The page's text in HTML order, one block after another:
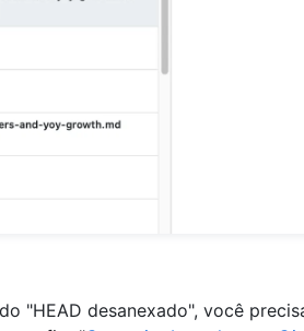
"HEAD desanexado", você